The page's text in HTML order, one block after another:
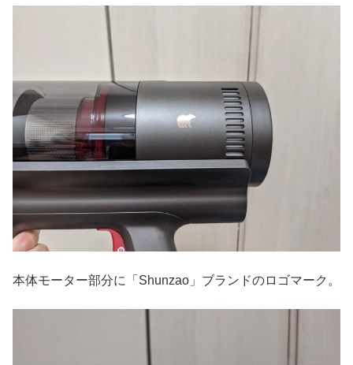
本体モーター部分に「Shunzao」ブランドのロゴマーク。